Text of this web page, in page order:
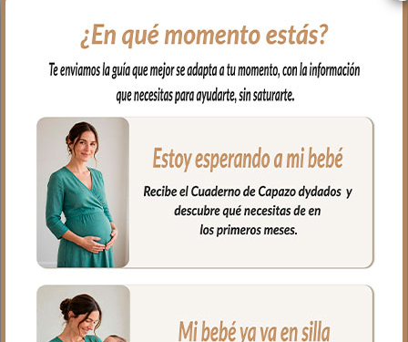
todo el capazo.
Funda que cubre las paredes del capazo
y el culete por dentro. En tejido muselina.
En los laterales con relleno. Y lazadas
para atar.
Siempre por encima del colchón.
Composición del tejido muselina 100%
algodón.
Medidas:
Largo de capazo: 73cm.
Ancho de capazo: 32cm.
Alto de capazo: 23cm.